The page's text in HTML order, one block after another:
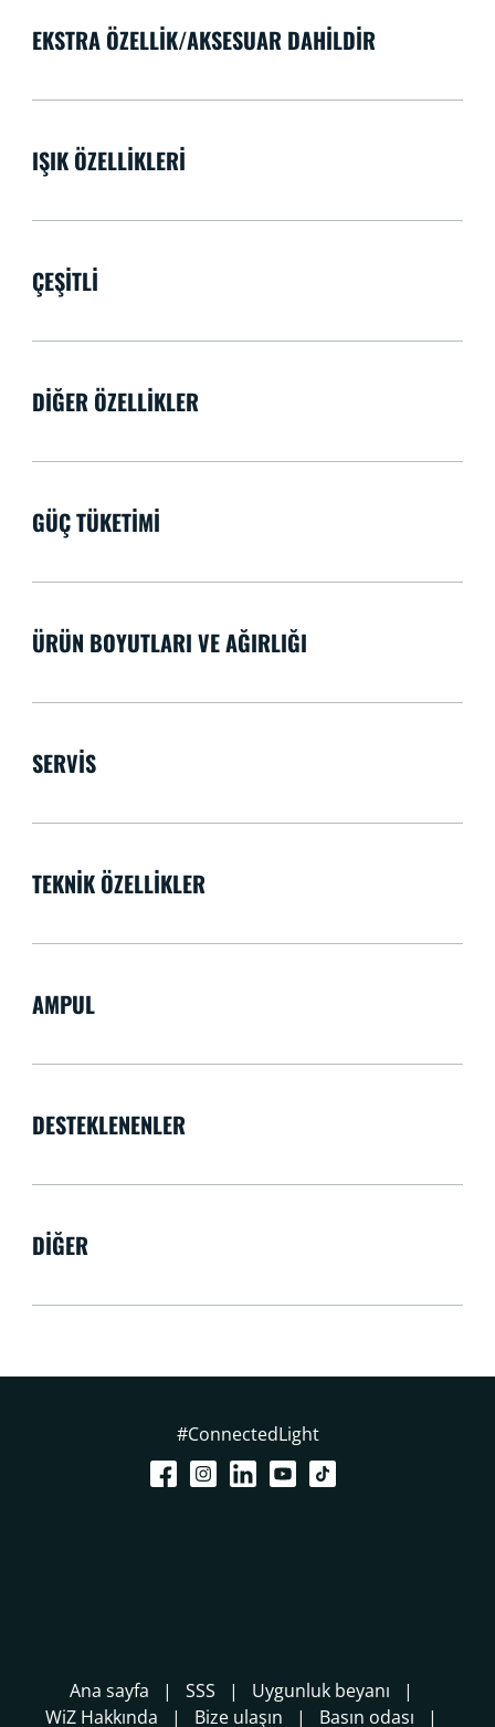
EKSTRA ÖZELLIK/AKSESUAR DAHILDIR
IŞIK ÖZELLIKLERI
ÇEŞITLI
DIĞER ÖZELLIKLER
GÜÇ TÜKETIMI
ÜRÜN BOYUTLARI VE AĞIRLIĞI
SERVIS
TEKNIK ÖZELLIKLER
AMPUL
DESTEKLENENLER
DIĞER
#ConnectedLight
Ana sayfa SSS
Uygunluk beyanı
WiZ Hakkında
Bize ulaşın Basın odası